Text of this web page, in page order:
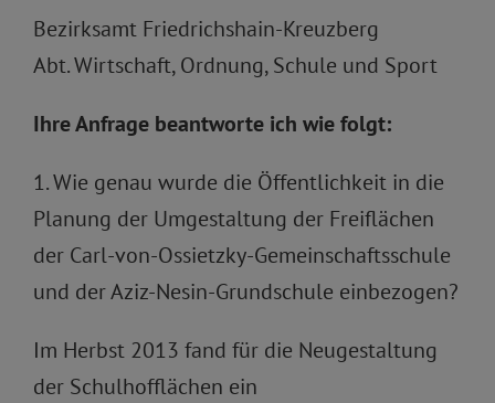
Bezirksamt Friedrichshain-Kreuzberg
Abt. Wirtschaft, Ordnung, Schule und Sport
Ihre Anfrage beantworte ich wie folgt:
1. Wie genau wurde die Öffentlichkeit in die
Planung der Umgestaltung der Freiflächen
der Carl-von-Ossietzky-Gemeinschaftsschule
und der Aziz-Nesin-Grundschule einbezogen?
Im Herbst 2013 fand für die Neugestaltung
der Schulhofflächen ein